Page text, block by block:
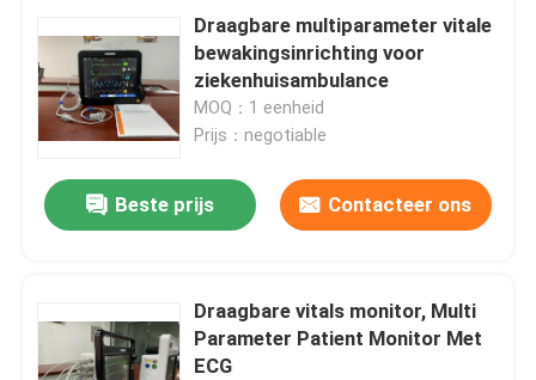
Draagbare multiparameter vitale
bewakingsinrichting voor
ziekenhuisambulance
MOQ：1 eenheid
Prijs：negotiable
Beste prijs Contacteer ons
Draagbare vitals monitor, Multi
Parameter Patient Monitor Met
ECG